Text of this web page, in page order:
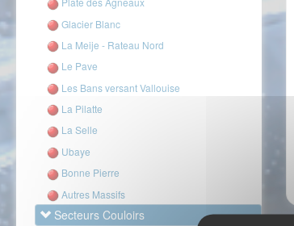
Glacier Blanc
La Meije - Rateau Nord
Le Pave
Les Bans versant Vallouise
La Pilatte
La Selle
Ubaye
Bonne Pierre
Autres Massifs
Secteurs Couloirs